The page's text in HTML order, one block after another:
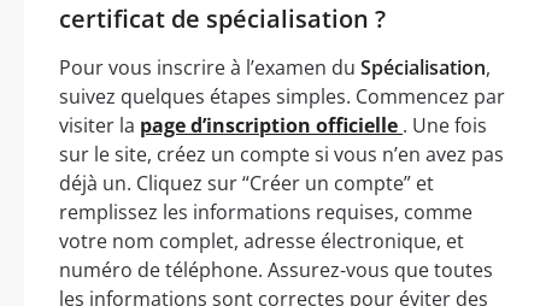
certificat de spécialisation ?
Pour vous inscrire à l’examen du Spécialisation,
suivez quelques étapes simples. Commencez par
visiter la page d’inscription officielle . Une fois
sur le site, créez un compte si vous n’en avez pas
déjà un. Cliquez sur “Créer un compte” et
remplissez les informations requises, comme
votre nom complet, adresse électronique, et
numéro de téléphone. Assurez-vous que toutes
les informations sont correctes pour éviter des